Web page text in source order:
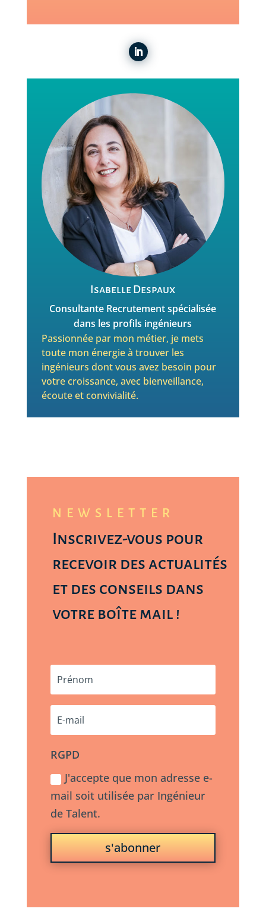
Isabelle Despaux
Consultante Recrutement spécialisée
dans les profils ingénieurs
Passionnée par mon métier, je mets
toute mon énergie à trouver les
ingénieurs dont vous avez besoin pour
votre croissance, avec bienveillance,
écoute et convivialité.
NEWSLETTER
Inscrivez-vous pour
recevoir des actualités
et des conseils dans
votre boîte mail !
RGPD
J'accepte que mon adresse e-
mail soit utilisée par Ingénieur
de Talent.
s'abonner